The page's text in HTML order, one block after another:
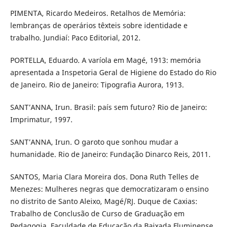
PIMENTA, Ricardo Medeiros. Retalhos de Memória:
lembranças de operários têxteis sobre identidade e
trabalho. Jundiaí: Paco Editorial, 2012.
PORTELLA, Eduardo. A varíola em Magé, 1913: memória
apresentada a Inspetoria Geral de Higiene do Estado do Rio
de Janeiro. Rio de Janeiro: Tipografia Aurora, 1913.
SANT’ANNA, Irun. Brasil: país sem futuro? Rio de Janeiro:
Imprimatur, 1997.
SANT’ANNA, Irun. O garoto que sonhou mudar a
humanidade. Rio de Janeiro: Fundação Dinarco Reis, 2011.
SANTOS, Maria Clara Moreira dos. Dona Ruth Telles de
Menezes: Mulheres negras que democratizaram o ensino
no distrito de Santo Aleixo, Magé/RJ. Duque de Caxias:
Trabalho de Conclusão de Curso de Graduação em